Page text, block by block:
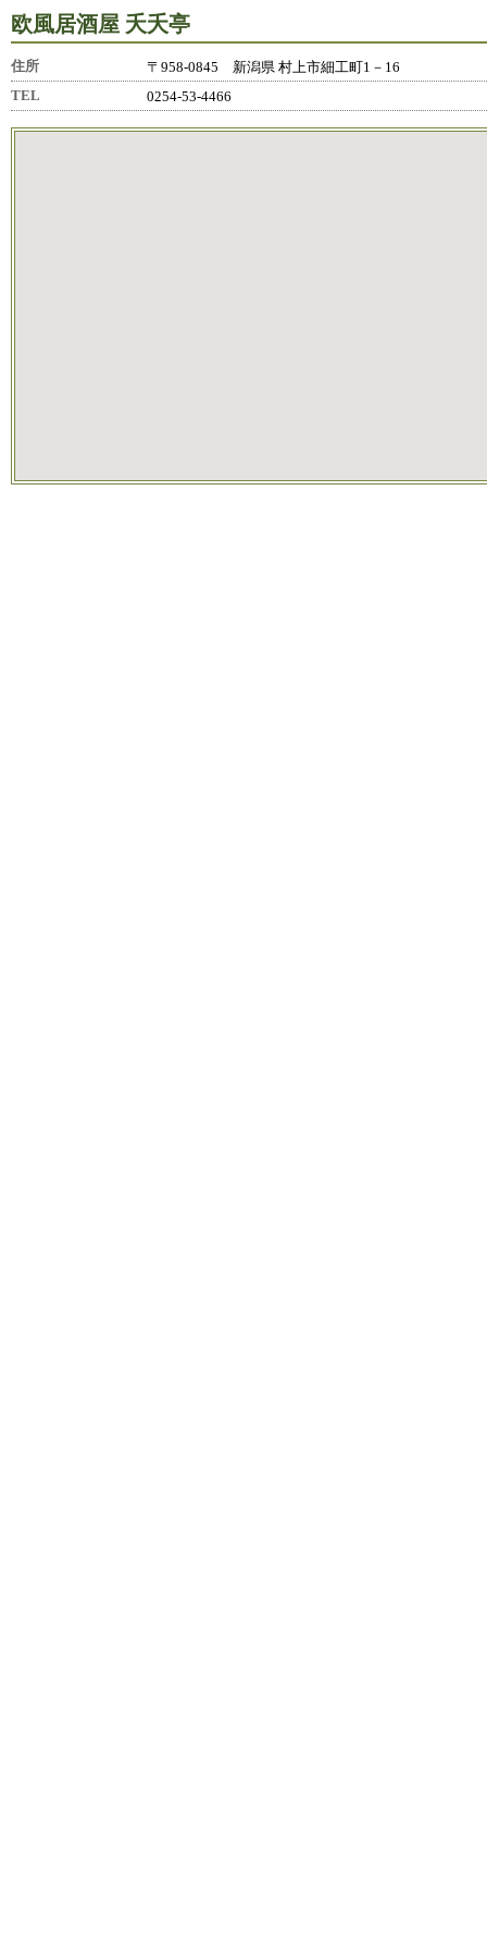
欧風居酒屋 夭夭亭
住所
〒958-0845 新潟県 村上市細工町1－16
TEL
0254-53-4466